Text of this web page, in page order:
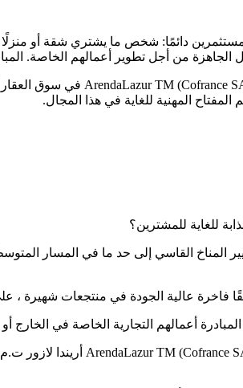
دائمًا: شخص ما يشتري شقة أو منزلًا
الجاهزة من أجل تطوير أعمالهم الخاصة.
المهنية للغاية في هذا المجال.
للغاية للمشترين؟
المناخ القاسي إلى حد ما في المسار
عالية الجودة في منتجعات شهيرة ، على
أعمالهم التجارية الخاصة في